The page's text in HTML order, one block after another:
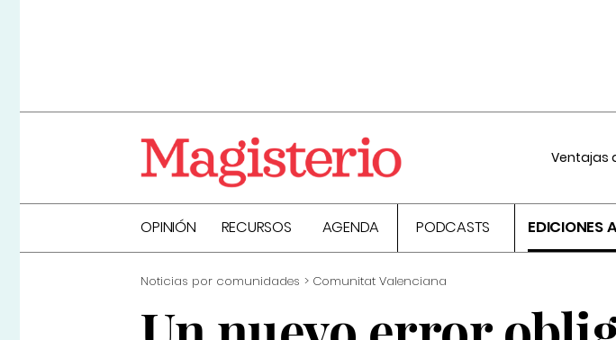
Ventajas
OPINIÓN RECURSOS AGENDA PODCASTS EDICIONES
Noticias por comunidades Comunitat Valenciana